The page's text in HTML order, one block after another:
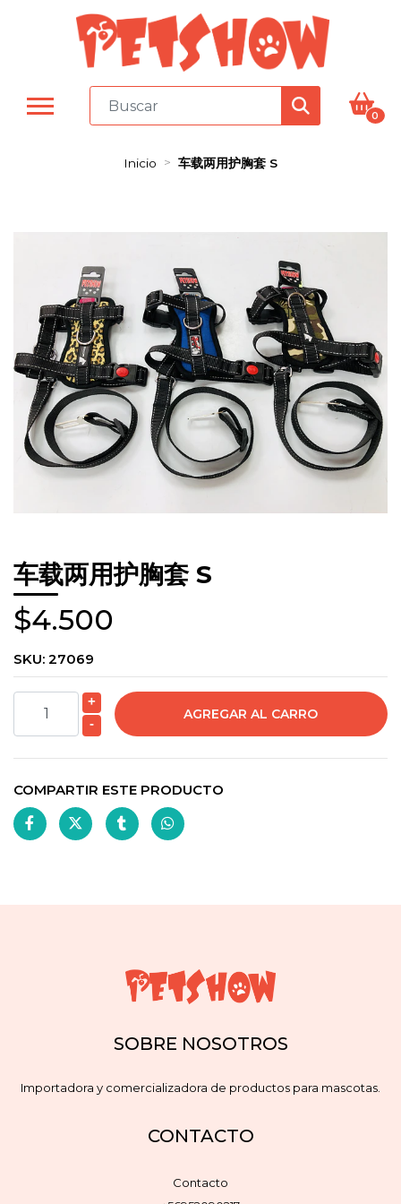
0
Inicio 车载两用护胸套 S
车载两用护胸套 S
$4.500
SKU: 27069
+
-
COMPARTIR ESTE PRODUCTO
SOBRE NOSOTROS
Importadora y comercializadora de productos para mascotas.
CONTACTO
Contacto